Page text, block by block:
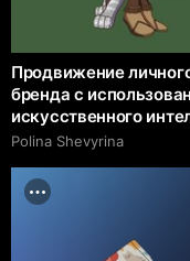
Продвижение
бренда с
искусственного
Polina Shevyrina